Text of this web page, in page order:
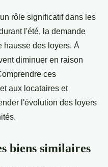
rôle significatif dans les
l'été, la demande
hausse des loyers. À
diminuer en raison
ces
aux locataires et
l'évolution des loyers
biens similaires